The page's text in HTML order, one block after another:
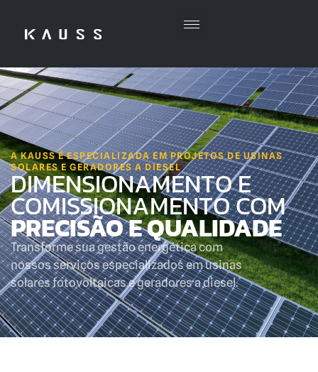
A KAUSS É ESPECIALIZADA EM PROJETOS DE USINAS
SOLARES E GERADORES A DIESEL
DIMENSIONAMENTO E
COMISSIONAMENTO COM
PRECISÃO E QUALIDADE
Transforme sua gestão energética com
nossos serviços especializados em usinas
solares fotovoltaicas e geradores a diesel.